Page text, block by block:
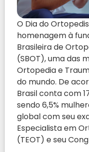
O Dia do
homenagem à
Brasileira de
(SBOT), uma das
Ortopedia e
do mundo. De
Brasil conta com
sendo 6,5%
global com seu
Especialista em
(TEOT) e seu